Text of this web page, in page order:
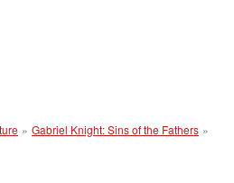
» Gabriel Knight: Sins of the Fathers »